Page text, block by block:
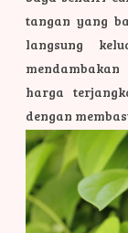
tangan yang
langsung
harga
dengan